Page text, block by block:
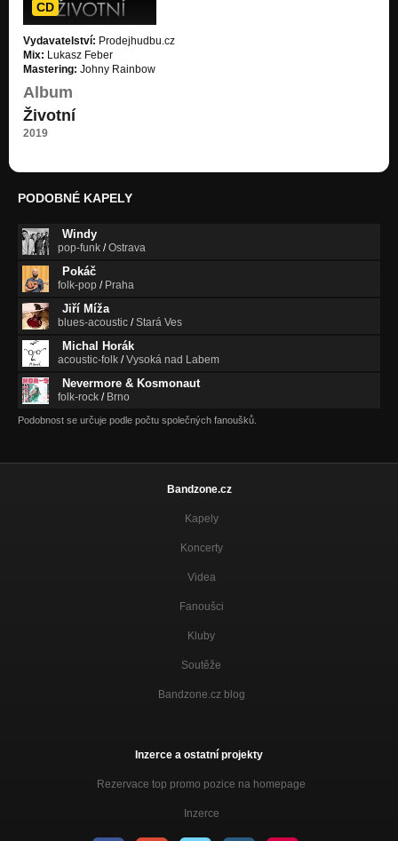
CD
Vydavatelství: Prodejhudbu.cz
Mix: Lukasz Feber
Mastering: Johny Rainbow
Album
Životní
2019
PODOBNÉ KAPELY
Windy
pop-funk /Ostrava
Pokáč
folk-pop / Praha
Jiří Míža
blues-acoustic /Stará Ves
Michal Horák
acoustic-folk /Vysoká nad Labem
Nevermore & Kosmonaut
folk-rock / Brno
Podobnost se určuje podle počtu společných fanoušků.
Bandzone.cz
Kapely
Koncerty
Videa
Fanoušci
Kluby
Soutěže
Bandzone.cz blog
Inzerce a ostatní projekty
Rezervace top promo pozice na homepage
Inzerce